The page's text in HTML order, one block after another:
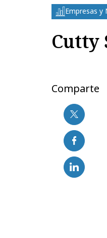
Empresas y
Cutty
Comparte